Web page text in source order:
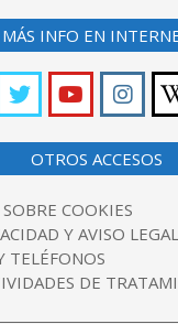
MÁS INFO EN
OTROS ACCESOS
COOKIES
Y AVISO LEGAL
TELÉFONOS
DE